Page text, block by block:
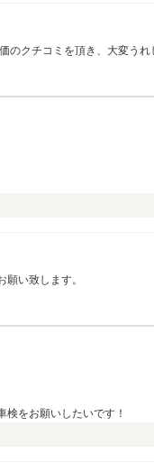
クチコミを頂き、大変う
い致します。
をお願いしたいです！